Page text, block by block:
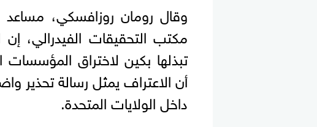
وقال رومان روزافسكي،
مكتب التحقيقات الفيدرالي،
تبذلها بكين لاختراق المؤسسات
أن الاعتراف يمثل رسالة تحذير
داخل الولايات المتحدة.